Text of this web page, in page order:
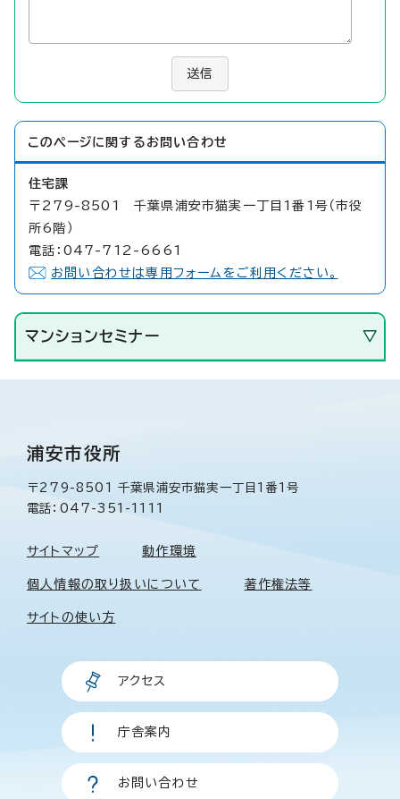
送信
このページに関する お問い合わせ
住宅課
〒279-8501 千葉県浦安市猫実一丁目1番1号（市役
所6階）
電話：047-712-6661
お問い合わせは専用フォームをご利用ください。
マンションセミナー
浦安市役所
〒279-8501 千葉県浦安市猫実一丁目1番1号
電話：047-351-1111
サイトマップ 動作環境
個人情報の取り扱いについて 著作権法等
サイトの使い方
アクセス
庁舎案内
お問い合わせ